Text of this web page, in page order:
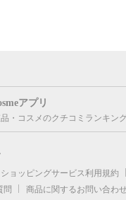
アプリ
・コスメのクチコミランキン
ショッピングサービス利用規約
問
商品に関するお問い合わ